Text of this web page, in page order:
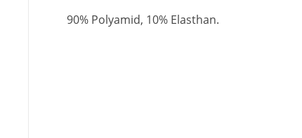
90% Polyamid, 10% Elasthan.